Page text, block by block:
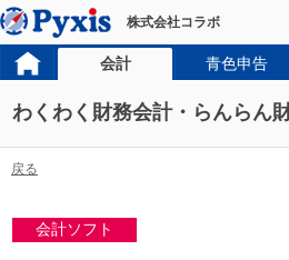
株式会社コラボ
会計 青色申告
わくわく財務会計・らんらん
戻る
会計ソフト